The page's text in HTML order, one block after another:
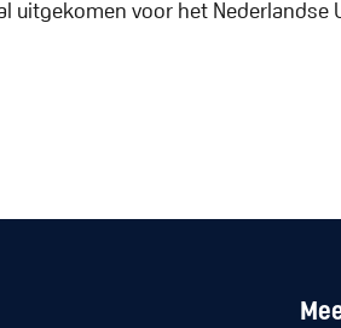
uitgekomen voor het Nederlandse